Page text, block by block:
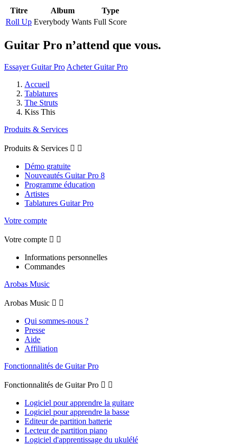
Titre Album
Type
Roll Up Everybody Wants Full Score
Guitar Pro n’attend que vous.
Essayer Guitar Pro Acheter Guitar Pro
Accueil
Tablatures
The Struts
Kiss This
Produits & Services
Produits & Services  
Démo gratuite
Nouveautés Guitar Pro 8
Programme éducation
Artistes
Tablatures Guitar Pro
Votre compte
Votre compte  
Informations personnelles
Commandes
Arobas Music
Arobas Music  
Qui sommes-nous ?
Presse
Aide
Affiliation
Fonctionnalités de Guitar Pro
Fonctionnalités de Guitar Pro  
Logiciel pour apprendre la guitare
Logiciel pour apprendre la basse
Editeur de partition batterie
Lecteur de partition piano
Logiciel d'apprentissage du ukulélé